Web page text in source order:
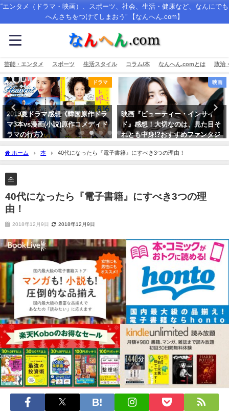
“エンタメ（ドラマ・映画）、スポーツ、社会、生活・健康など、なんにでも
へんさちをつけてしまおう” 【なんへん.com】
芸能・エンタメ スポーツ 生活スタイル コラム/本 なんへん.comとは 政治
映画
映画『ビューティー・インサイ
ド』感想！大切なのは、見た目そ
れとも中身!?おすすめファンタジ
ーロマンス！
映画
ミッション：インポッシブル/フ
ォールアウト 感想／期待を裏切ら
ない究極アクション&ドラマ！
ホーム 本 40代になったら『電子書籍』にすべき3つの理由！
本
40代になったら『電子書籍』にすべき3つの理
由！
2018年12月9日 2018年12月9日